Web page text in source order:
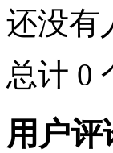
还没有
总计 0
用户评